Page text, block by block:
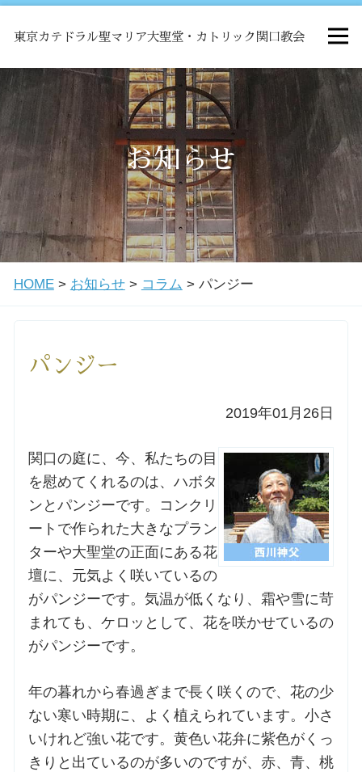
東京カテドラル聖マリア大聖堂・カトリック関口教会
HOME
ミサ
お知らせ
関口教会について
教会学校・中高生会
小池神父の講座
森田神父の講座
シスター中島の講座
教区カテキスタの講座
オルガンメディテーション
お問合せ
お知らせ
HOME> お知らせ> コラム > パンジー
パンジー
2019年01月26日
関口の庭に、今、私たちの目
を慰めてくれるのは、ハボタ
ンとパンジーです。コンクリ
ートで作られた大きなプラン
ターや大聖堂の正面にある花
壇に、元気よく咲いているの
がパンジーです。気温が低くなり、霜や雪に苛
まれても、ケロッとして、花を咲かせているの
がパンジーです。
年の暮れから春過ぎまで長く咲くので、花の少
ない寒い時期に、よく植えられています。小さ
いけれど強い花です。黄色い花弁に紫色がくっ
きりと出ているのが多いのですが、赤、青、桃